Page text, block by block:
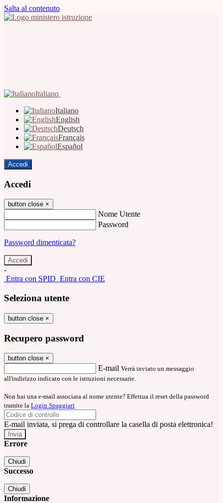
Salta al contenuto
Italiano
Italiano
English
Deutsch
Français
Español
Accedi
Accedi
button close ×
Nome Utente
Password
Password dimenticata?
-
Entra con SPID Entra con CIE
Seleziona utente
button close ×
Recupero password
button close ×
E-mail Verrà inviato un messaggio
all'indirizzo indicato con le istruzioni necessarie.
Non hai una e-mail associata al nome utente? Effettua il reset della password
tramite la Login Spaggiari
E-mail inviata, si prega di controllare la casella di posta elettronica!
Errore
Chiudi
Successo
Chiudi
Informazione